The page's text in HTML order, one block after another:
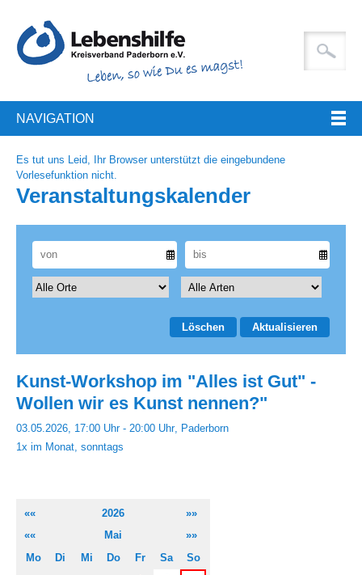
NAVIGATION
Es tut uns Leid, Ihr Browser unterstützt die eingebundene
Vorlesefunktion nicht.
Veranstaltungskalender
Löschen Aktualisieren
Kunst-Workshop im "Alles ist Gut" -
Wollen wir es Kunst nennen?"
03.05.2026, 17:00 Uhr - 20:00 Uhr
Paderborn
1x im Monat, sonntags
«« 2026
»»
««
Mai
»»
Mo
Di Mi Do Fr Sa
So